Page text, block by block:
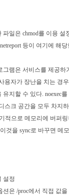
일은 chmod를 이용 설
등이 여기에 해
그램은 서비스를 제공
용자가 장난을 치는 경
유지할 수 있다. noexec
스크 공간을 모두 차지
적으로 메모리에 버퍼
것을 sync로 바꾸면 메
설정
션은 /proc에서 직접 값